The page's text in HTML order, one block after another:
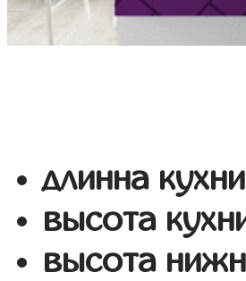
длинна кухни
высота
высота